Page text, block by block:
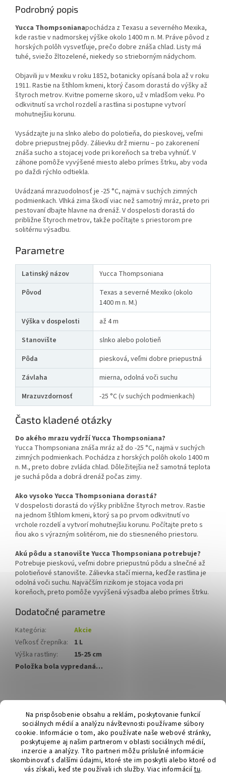
Na prispôsobenie obsahu a reklám, poskytovanie funkcií
sociálnych médií a analýzu návštevnosti používame súbory
cookie. Informácie o tom, ako používate naše webové stránky,
poskytujeme aj našim partnerom v oblasti sociálnych médií,
inzercie a analýzy. Títo partneri môžu príslušné informácie
skombinovať s ďalšími údajmi, ktoré ste im poskytli alebo ktoré od
vás získali, keď ste používali ich služby. Viac informáciítu.
Podrobný popis
Yucca Thompsonianapochádza z Texasu a severného Mexika,
kde rastie v nadmorskej výške okolo 1400 m n. M. Práve pôvod z
horských polôh vysvetľuje, prečo dobre znáša chlad. Listy má
tuhé, sviežo žltozelené, niekedy so strieborným nádychom.
Objavili ju v Mexiku v roku 1852, botanicky opísaná bola až v roku
1911. Rastie na štíhlom kmeni, ktorý časom dorastá do výšky až
štyroch metrov. Kvitne pomerne skoro, už v mladšom veku. Po
odkvitnutí sa vrchol rozdelí a rastlina si postupne vytvorí
mohutnejšiu korunu.
Vysádzajte ju na slnko alebo do polotieňa, do pieskovej, veľmi
dobre priepustnej pôdy. Zálievku drž miernu – po zakorenení
znáša sucho a stojacej vode pri koreňoch sa treba vyhnúť. V
záhone pomôže vyvýšené miesto alebo prímes štrku, aby voda
po daždi rýchlo odtiekla.
Uvádzaná mrazuodolnosť je -25 °C, najmä v suchých zimných
podmienkach. Vlhká zima škodí viac než samotný mráz, preto pri
pestovaní dbajte hlavne na drenáž. V dospelosti dorastá do
približne štyroch metrov, takže počítajte s priestorom pre
solitérnu výsadbu.
Parametre
Latinský názov
Yucca Thompsoniana
Pôvod
Texas a severné Mexiko (okolo
1400 m n. M.)
Výška v dospelosti
až 4 m
Stanovište
slnko alebo polotieň
Pôda
piesková, veľmi dobre priepustná
Závlaha
mierna, odolná voči suchu
Mrazuvzdornosť
-25 °C (v suchých podmienkach)
Často kladené otázky
Do akého mrazu vydrží Yucca Thompsoniana?
Yucca Thompsoniana znáša mráz až do -25 °C, najmä v suchých
zimných podmienkach. Pochádza z horských polôh okolo 1400 m
n. M., preto dobre zvláda chlad. Dôležitejšia než samotná teplota
je suchá pôda a dobrá drenáž počas zimy.
Ako vysoko Yucca Thompsoniana dorastá?
V dospelosti dorastá do výšky približne štyroch metrov. Rastie
na jednom štíhlom kmeni, ktorý sa po prvom odkvitnutí vo
vrchole rozdelí a vytvorí mohutnejšiu korunu. Počítajte preto s
ňou ako s výrazným solitérom, nie do stiesneného priestoru.
Akú pôdu a stanovište Yucca Thompsoniana potrebuje?
Potrebuje pieskovú, veľmi dobre priepustnú pôdu a slnečné až
polotieňové stanovište. Zálievka stačí mierna, keďže rastlina je
odolná voči suchu. Najväčším rizikom je stojaca voda pri
koreňoch, preto pomôže vyvýšená výsadba alebo prímes štrku.
Dodatočné parametre
Kategória:
Akcie
Veľkosť črepníka:
1 L
Výška rastliny:
15-25 cm
Položka bola vypredaná…
á
Hurmikaki.com